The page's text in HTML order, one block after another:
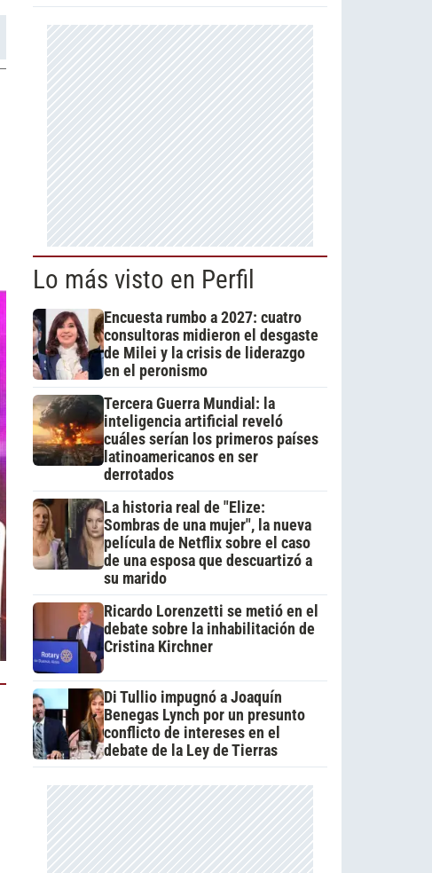
Lo más visto en Perfil
Encuesta rumbo a 2027: cuatro
consultoras midieron el desgaste
de Milei y la crisis de liderazgo
en el peronismo
Tercera Guerra Mundial: la
inteligencia artificial reveló
cuáles serían los primeros países
latinoamericanos en ser
derrotados
La historia real de "Elize:
Sombras de una mujer", la nueva
película de Netflix sobre el caso
de una esposa que descuartizó a
su marido
Ricardo Lorenzetti se metió en el
debate sobre la inhabilitación de
Cristina Kirchner
Di Tullio impugnó a Joaquín
Benegas Lynch por un presunto
conflicto de intereses en el
debate de la Ley de Tierras